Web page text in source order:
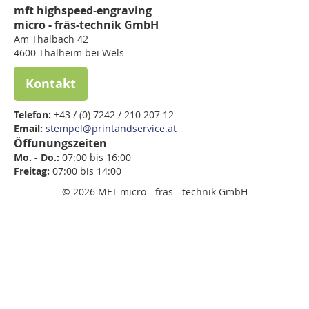
mft highspeed-engraving
micro - fräs-technik GmbH
Am Thalbach 42
4600 Thalheim bei Wels
Kontakt
Telefon: +43 / (0) 7242 / 210 207 12
Email: stempel@printandservice.at
Öffunungszeiten
Mo. - Do.: 07:00 bis 16:00
Freitag: 07:00 bis 14:00
© 2026 MFT micro - fräs - technik GmbH